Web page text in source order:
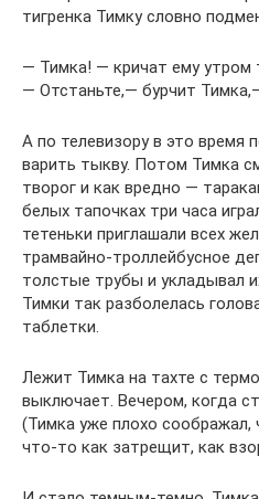
тигренка Тимку словно
— Тимка! — кричат ему утром
— Отстаньте,— бурчит
А по телевизору в это время
варить тыкву. Потом Тимка
творог и как вредно —
белых тапочках три часа
тетеньки приглашали всех
трамвайно-троллейбусное
толстые трубы и укладывал
Тимки так разболелась
таблетки.
Лежит Тимка на тахте с
выключает. Вечером, когда
(Тимка уже плохо соображал,
что-то как затрещит, как